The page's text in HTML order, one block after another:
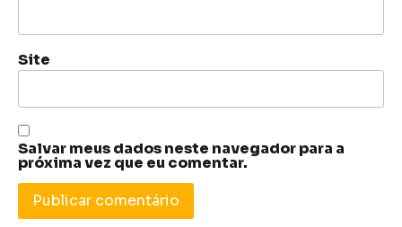
Site
Salvar meus dados neste navegador para a
próxima vez que eu comentar.